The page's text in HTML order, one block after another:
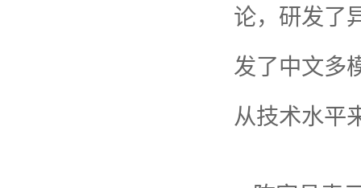
论，研发了
发了中文多
从技术水平